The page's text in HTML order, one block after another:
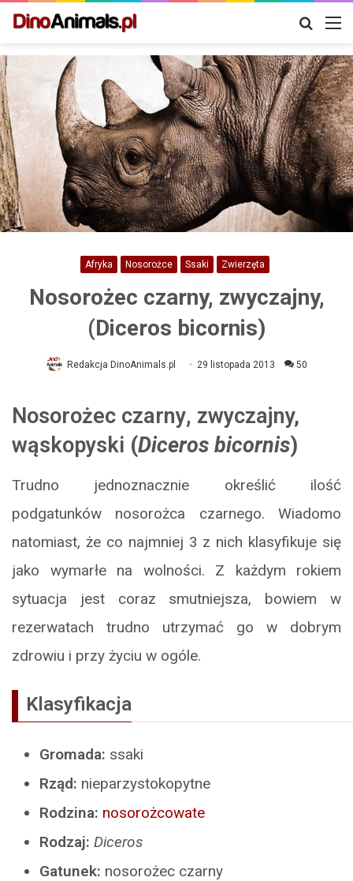
Szukaj
Afryka Nosorożce Ssaki Zwierzęta
Nosorożec czarny, zwyczajny,
(Diceros bicornis)
Redakcja DinoAnimals.pl 29 listopada 2013 50
Nosorożec czarny, zwyczajny,
wąskopyski (Diceros bicornis)
Trudno jednoznacznie określić ilość
podgatunków nosorożca czarnego. Wiadomo
natomiast, że co najmniej 3 z nich klasyfikuje się
jako wymarłe na wolności. Z każdym rokiem
sytuacja jest coraz smutniejsza, bowiem w
rezerwatach trudno utrzymać go w dobrym
zdrowiu i przy życiu w ogóle.
Klasyfikacja
Gromada: ssaki
Rząd: nieparzystokopytne
Rodzina: nosorożcowate
Rodzaj: Diceros
Gatunek: nosorożec czarny